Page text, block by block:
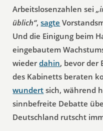
Arbeitslosenzahlen sei
üblich“,sagte
Und die Einigung beim
eingebautem
wiederdahin, bevor der
des Kabinetts beraten
wundert sich, während
sinnbefreite Debatte
Deutschland rutscht